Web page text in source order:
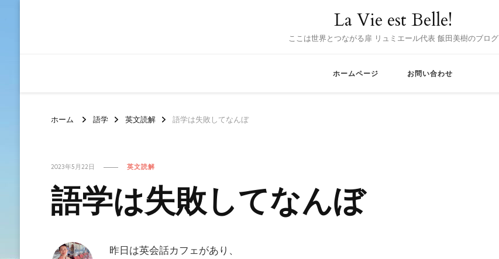
La Vie est Belle!
ここは世界とつながる扉 リュミエール代表 飯田美樹のブログ
ホームページ お問い合わせ
ホーム 語学 英文読解 語学は失敗してなんぼ
2023年5月22日 英文読解
語学は失敗してなんぼ
昨日は英会話カフェがあり、